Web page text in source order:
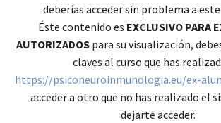
deberías acceder sin problema a
Éste contenido es EXCLUSIVO PARA
AUTORIZADOS para su visualización,
claves al curso que has
https://psiconeuroinmunologia.eu/ex-
acceder a otro que no has realizado el
dejarte acceder.